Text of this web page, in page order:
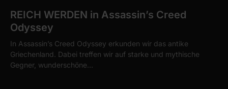
REICH WERDEN in Assassin’s Creed
Odyssey
In Assassin’s Creed Odyssey erkunden wir das antike
Griechenland. Dabei treffen wir auf starke und mythische
Gegner, wunderschöne…